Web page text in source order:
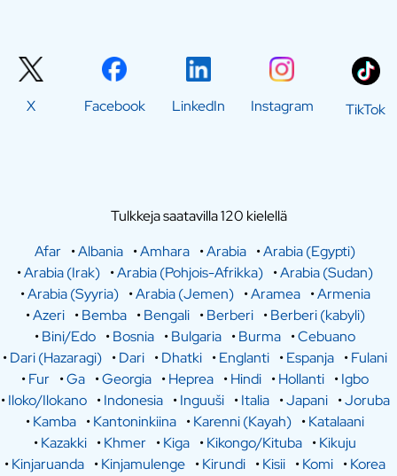
X Facebook LinkedIn Instagram TikTok
Tulkkeja saatavilla 120 kielellä
Afar •Albania •Amhara •Arabia •Arabia (Egypti)
•Arabia (Irak) •Arabia (Pohjois-Afrikka) •Arabia (Sudan)
•Arabia (Syyria) •Arabia (Jemen) •Aramea •Armenia
•Azeri •Bemba •Bengali •Berberi •Berberi (kabyli)
•Bini/Edo •Bosnia •Bulgaria •Burma •Cebuano
•Dari (Hazaragi) •Dari •Dhatki •Englanti •Espanja •Fulani
•Fur •Ga •Georgia •Heprea •Hindi •Hollanti •Igbo
•Iloko/Ilokano •Indonesia •Inguuši •Italia •Japani •Joruba
•Kamba •Kantoninkiina •Karenni (Kayah) •Katalaani
•Kazakki •Khmer •Kiga •Kikongo/Kituba •Kikuju
•Kinjaruanda •Kinjamulenge •Kirundi •Kisii •Komi •Korea